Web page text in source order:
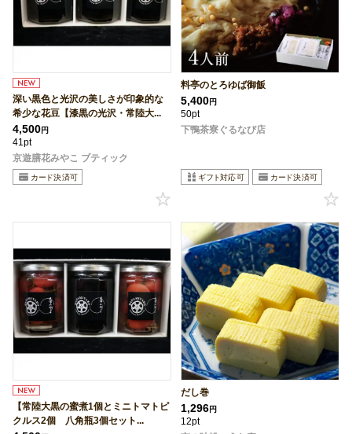
深い黒色と光沢の美しさが印象的な
希少な花豆【漆黒の光沢・常陸大...
4,500円
41pt
京遊膳花みやこ ブティック
料亭のとろゆば御飯
5,400円
50pt
下鴨茶寮ぐるなび店
【常陸大黒の蜜煮1個とミニトマトピ
クルス2個 八角瓶3個セット...
だし巻
1,296円
12pt